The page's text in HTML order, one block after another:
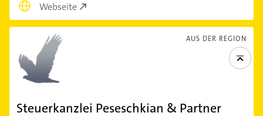
Webseite
AUS DER REGION
Steuerkanzlei Peseschkian & Partner